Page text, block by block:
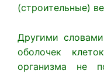
(строительные)
Другими
оболочек
организма не